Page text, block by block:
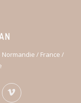
/ France /